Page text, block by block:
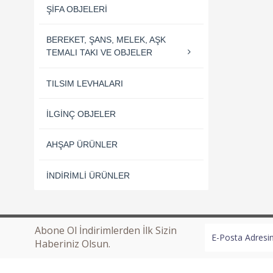
ŞIFA OBJELERI
BEREKET, ŞANS, MELEK, AŞK
TEMALI TAKI VE OBJELER
TILSIM LEVHALARI
İLGINÇ OBJELER
AHŞAP ÜRÜNLER
İNDIRIMLI ÜRÜNLER
Abone Ol İndirimlerden İlk Sizin
Haberiniz Olsun.